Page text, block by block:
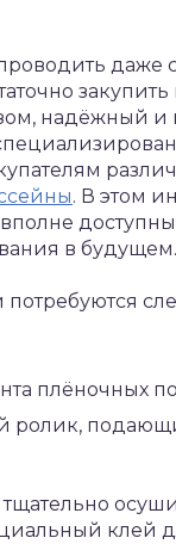
даже
надёжный и
. В этом
в будущем.
плёночных
ролик,
клей